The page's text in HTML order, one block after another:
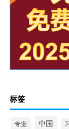
标签
专业 中国